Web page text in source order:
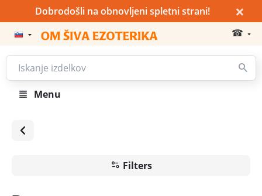
Dobrodošli na obnovljeni spletni strani! ×
☎
Menu
Filters